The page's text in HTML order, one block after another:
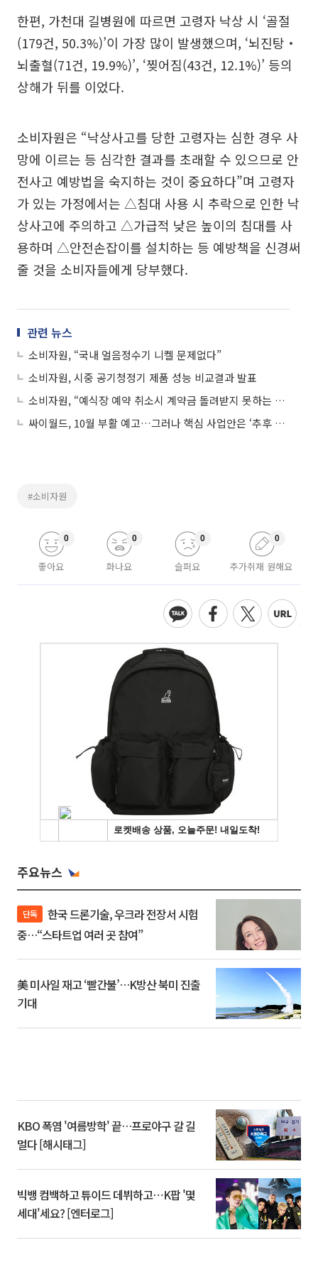
한편, 가천대 길병원에 따르면 고령자 낙상 시 ‘골절
(179건, 50.3%)’이 가장 많이 발생했으며, ‘뇌진탕‧
뇌출혈(71건, 19.9%)’, ‘찢어짐(43건, 12.1%)’ 등의
상해가 뒤를 이었다.
소비자원은 “낙상사고를 당한 고령자는 심한 경우 사
망에 이르는 등 심각한 결과를 초래할 수 있으므로 안
전사고 예방법을 숙지하는 것이 중요하다”며 고령자
가 있는 가정에서는 △침대 사용 시 추락으로 인한 낙
상사고에 주의하고 △가급적 낮은 높이의 침대를 사
용하며 △안전손잡이를 설치하는 등 예방책을 신경써
줄 것을 소비자들에게 당부했다.
관련 뉴스
소비자원, “국내 얼음정수기 니켈 문제없다”
소비자원, 시중 공기청정기 제품 성능 비교결과 발표
소비자원, “예식장 예약 취소시 계약금 돌려받지 못하는 경우 많아”
싸이월드, 10월 부활 예고…그러나 핵심 사업안은 ‘추후 공개’
#소비자원
좋아요
0
화나요
0
슬퍼요
0
추가취재 원해요
0
주요뉴스
단독
중…“스타트업 여러 곳 참여”
美 미사일 재고 ‘빨간불’…K방산 북미 진출
기대
KBO 폭염 '여름방학' 끝…프로야구 갈 길
멀다 [해시태그]
빅뱅 컴백하고 튜이드 데뷔하고⋯K팝 '몇
세대'세요? [엔터로그]